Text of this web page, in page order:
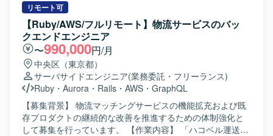
プロダクトや事業内容への理解を深めながら、安定的かつ
長期的に参画いただける方を求めております。複数のエン
ジニア、PdM、デザイナーと密に協働しながら開発を進め
る環境のため、コラボレーションとコミュニケーションを
大切にし、自発的に周囲と連携しながら課題解決に取り組
める方にマッチいたします。 明確なアーキテクチャが存在
しない状況でも、業務の背景や全体像を把握したうえで自
ら考えて推進できる方や、各案件について表層的な機能理
解にとどまらず、用いられている技術や直面した課題、そ
の対応策といった思考プロセスまで踏み込んで考えられる
方を歓迎いたします。 【ポジションの魅力】 グロース型の
Codeを利用し、バグやセキュリティインシデントの抽出お
よび改修を実施していただきます。アジャイル開発手法を
用いて開発を推進していただきます。 【求める人物像】 現
場優先で物事を考えられるマインドをお持ちの方を求めて
おります。協調性や積極性があり、コミュニケーションを
取りながら開発を進めていただける方です。 【ポジション
の魅力】 AI駆動による効率的な開発を経験することがで
き、Cloude Codeを活用したバグやセキュリティインシデ
ント対応に携わることで、高度な開発スキルやセキュリテ
ィに関する知見を深めていただけます。 【開発環境】 アジ
ャイル開発手法を用いた環境で、AWSなどのインフラやAI
リモート可
【Ruby/AWS/フルリモート】物流サービスのバッ
クエンドエンジニア
〜990,000円/月
中央区（東京都）
サーバサイドエンジニア(業務委託・フリーランス)
Ruby ・ Aurora ・ Rails ・ AWS ・ GraphQL
【募集背景】 物流マッチングサービスの機能拡充および既
存プロダクトの継続的な改善を推進するための体制強化と
して募集を行っています。 【作業内容】 「ハコベル運送手